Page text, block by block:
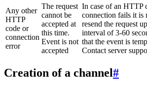
Any other
HTTP
code or
connection
error
The request
cannot be
accepted at
this time.
Event is not
accepted
In case of an HTTP
connection fails it is
resend the request
interval of 3-60
that the event is
Contact server
Creation of a channel#